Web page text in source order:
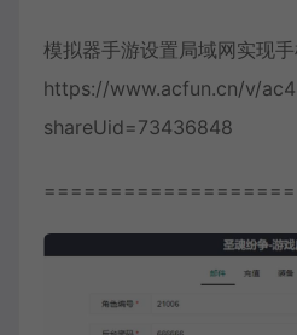
模拟器手游设置局域网实现
https://www.acfun.cn/v/
shareUid=73436848